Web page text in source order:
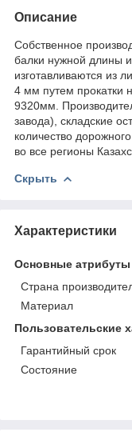
Описание
Собственное
балки нужной длины
изготавливаются из
4 мм путем прокатки
9320мм.
завода), складские
количество
во все регионы
Скрыть
Характеристики
Основные атрибуты
Страна
Материал
Пользовательские
Гарантийный срок
Состояние